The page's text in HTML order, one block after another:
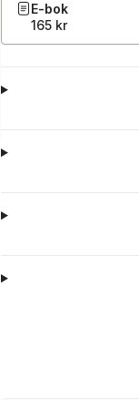
E-bok
165 kr